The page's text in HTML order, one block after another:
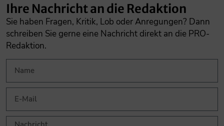
Ihre Nachricht an die Redaktion
Sie haben Fragen, Kritik, Lob oder Anregungen? Dann
schreiben Sie gerne eine Nachricht direkt an die PRO-
Redaktion.